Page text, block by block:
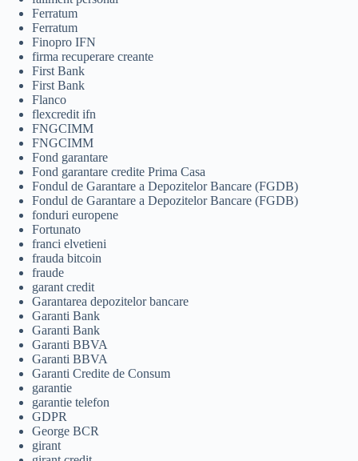
Ferratum
Ferratum
Finopro IFN
firma recuperare creante
First Bank
First Bank
Flanco
flexcredit ifn
FNGCIMM
FNGCIMM
Fond garantare
Fond garantare credite Prima Casa
Fondul de Garantare a Depozitelor Bancare (FGDB)
Fondul de Garantare a Depozitelor Bancare (FGDB)
fonduri europene
Fortunato
franci elvetieni
frauda bitcoin
fraude
garant credit
Garantarea depozitelor bancare
Garanti Bank
Garanti Bank
Garanti BBVA
Garanti BBVA
Garanti Credite de Consum
garantie
garantie telefon
GDPR
George BCR
girant